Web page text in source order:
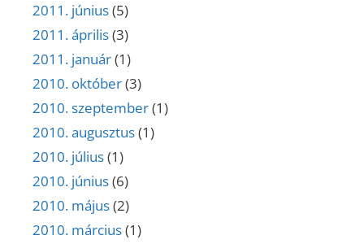
2011. június(5)
2011. április(3)
2011. január(1)
2010. október(3)
2010. szeptember(1)
2010. augusztus(1)
2010. július(1)
2010. június(6)
2010. május(2)
2010. március(1)